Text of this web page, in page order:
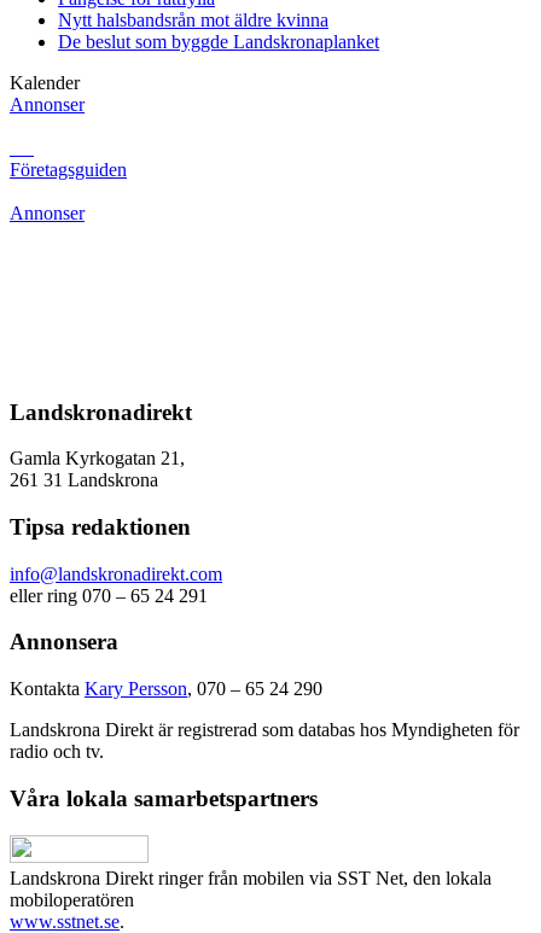
Nytt halsbandsrån mot äldre kvinna
De beslut som byggde Landskronaplanket
Kalender
Annonser
Företagsguiden
Annonser
Landskronadirekt
Gamla Kyrkogatan 21,
261 31 Landskrona
Tipsa redaktionen
info@landskronadirekt.com
eller ring 070 – 65 24 291
Annonsera
Kontakta Kary Persson, 070 – 65 24 290
Landskrona Direkt är registrerad som databas hos Myndigheten för
radio och tv.
Våra lokala samarbetspartners
Landskrona Direkt ringer från mobilen via SST Net, den lokala
mobiloperatören
www.sstnet.se.